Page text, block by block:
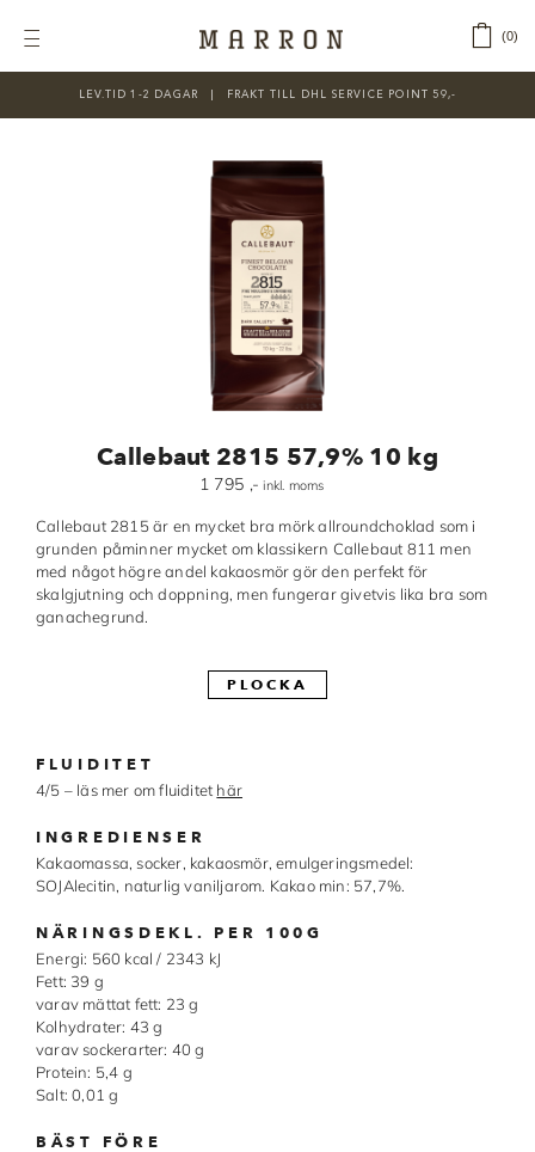
Toggle
KATEGORIER
Litteratur
Made in Sweden
Pralinformar
Övriga råvaror
VARUMÄRKEN
Cacao Barry
Callebaut
Carma
Chocolate World
Chocovic
Malmö Chokladfabrik
0
LEV.TID 1-2 DAGAR ‎‏‏‎ ‎‏‏‎ ‎|‏‏‎ ‎‏‏‎ ‎‏‏‎ ‎FRAKT TILL DHL SERVICE POINT 59,-
Callebaut 2815 57,9% 10 kg
1 795 ,- inkl. moms
Callebaut 2815 är en mycket bra mörk allroundchoklad som i
grunden påminner mycket om klassikern Callebaut 811 men
med något högre andel kakaosmör gör den perfekt för
skalgjutning och doppning, men fungerar givetvis lika bra som
ganachegrund.
PLOCKA
FLUIDITET
4/5 – läs mer om fluiditet här
INGREDIENSER
Kakaomassa, socker, kakaosmör, emulgeringsmedel:
SOJAlecitin, naturlig vaniljarom. Kakao min: 57,7%.
NÄRINGSDEKL. PER 100G
Energi: 560 kcal / 2343 kJ
Fett: 39 g
varav mättat fett: 23 g
Kolhydrater: 43 g
varav sockerarter: 40 g
Protein: 5,4 g
Salt: 0,01 g
BÄST FÖRE